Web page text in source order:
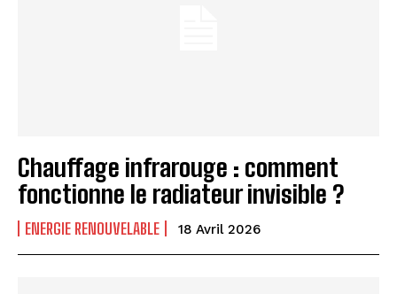
Chauffage infrarouge : comment
fonctionne le radiateur invisible ?
ENERGIE RENOUVELABLE 18 Avril 2026